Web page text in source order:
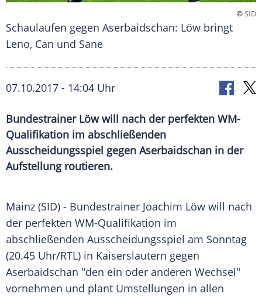
©SID
Schaulaufen gegen Aserbaidschan: Löw bringt
Leno, Can und Sane
07.10.2017 - 14:04 Uhr
Bundestrainer Löw will nach der perfekten WM-
Qualifikation im abschließenden
Ausscheidungsspiel gegen Aserbaidschan in der
Aufstellung routieren.
Mainz (SID) - Bundestrainer Joachim Löw will nach
der perfekten WM-Qualifikation im
abschließenden Ausscheidungsspiel am Sonntag
(20.45 Uhr/RTL) in Kaiserslautern gegen
Aserbaidschan "den ein oder anderen Wechsel"
vornehmen und plant Umstellungen in allen